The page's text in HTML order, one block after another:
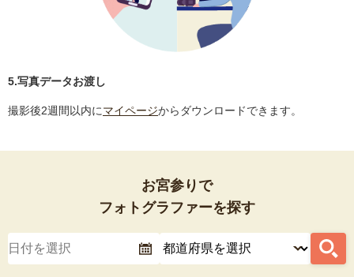
5.写真データお渡し
撮影後2週間以内にマイページからダウンロードできます。
お宮参りで
フォトグラファーを探す